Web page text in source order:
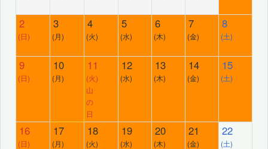
2
(日)
3
(月)
4
(火)
5
(水)
6
(木)
7
(金)
8
(土)
9
(日)
10
(月)
11
(火)
山
の
日
12
(水)
13
(木)
14
(金)
15
(土)
16
(日)
17
(月)
18
(火)
19
(水)
20
(木)
21
(金)
22
(土)